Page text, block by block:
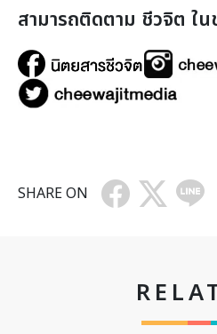
สามารถติดตาม ชีวจิต ใ
SHARE ON